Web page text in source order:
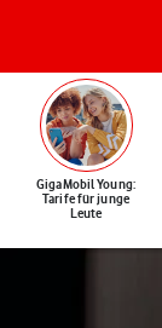
GigaMobil Young:
Tarife für junge
Leute